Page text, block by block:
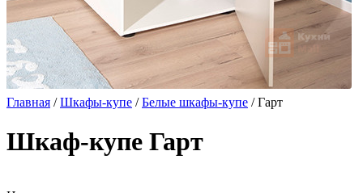
Главная /Шкафы-купе /Белые шкафы-купе / Гарт
Шкаф-купе Гарт